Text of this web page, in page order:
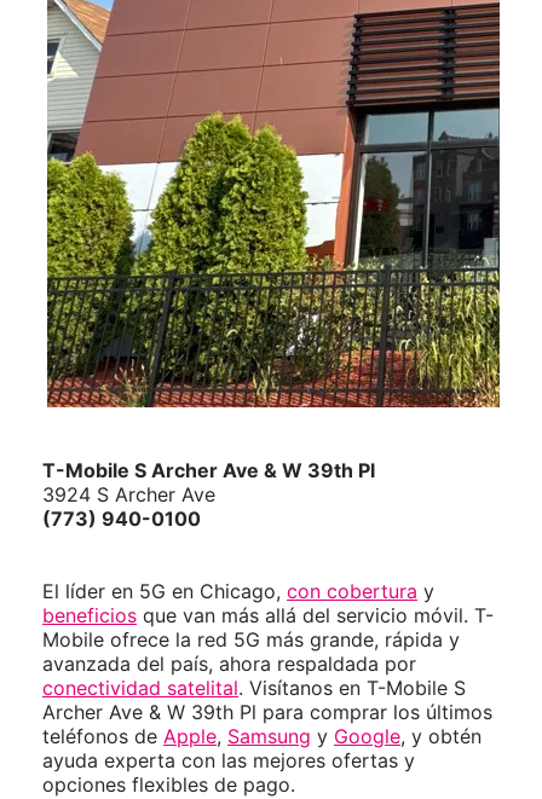
T-Mobile S Archer Ave & W 39th Pl
3924 S Archer Ave
(773) 940-0100
El líder en 5G en Chicago, con cobertura y
beneficios que van más allá del servicio móvil. T-
Mobile ofrece la red 5G más grande, rápida y
avanzada del país, ahora respaldada por
conectividad satelital. Visítanos en T-Mobile S
Archer Ave & W 39th Pl para comprar los últimos
teléfonos de Apple, Samsung y Google, y obtén
ayuda experta con las mejores ofertas y
opciones flexibles de pago.